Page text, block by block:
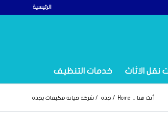
الرئيسية
نقل الاثاث خدمات التنظيف
أنت هنا .. Home
/ جدة / شركة صيانة مكيفات بجدة